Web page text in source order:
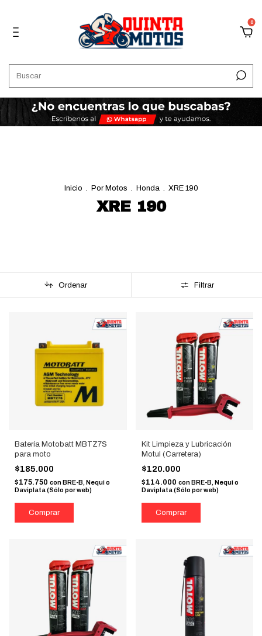
0
Inicio . Por Motos . Honda . XRE 190
XRE 190
Ordenar Filtrar
Batería Motobatt MBTZ7S
para moto
$185.000
$175.750 conBRE-B, Nequi o
Daviplata (Sólo por web)
Kit Limpieza y Lubricación
Motul (Carretera)
$120.000
$114.000 con BRE-B, Nequi o
Daviplata (Sólo por web)